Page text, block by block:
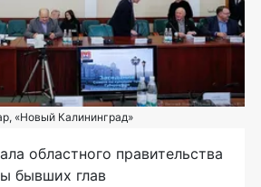
«Новый Калининград»
областного правительства
бывших глав